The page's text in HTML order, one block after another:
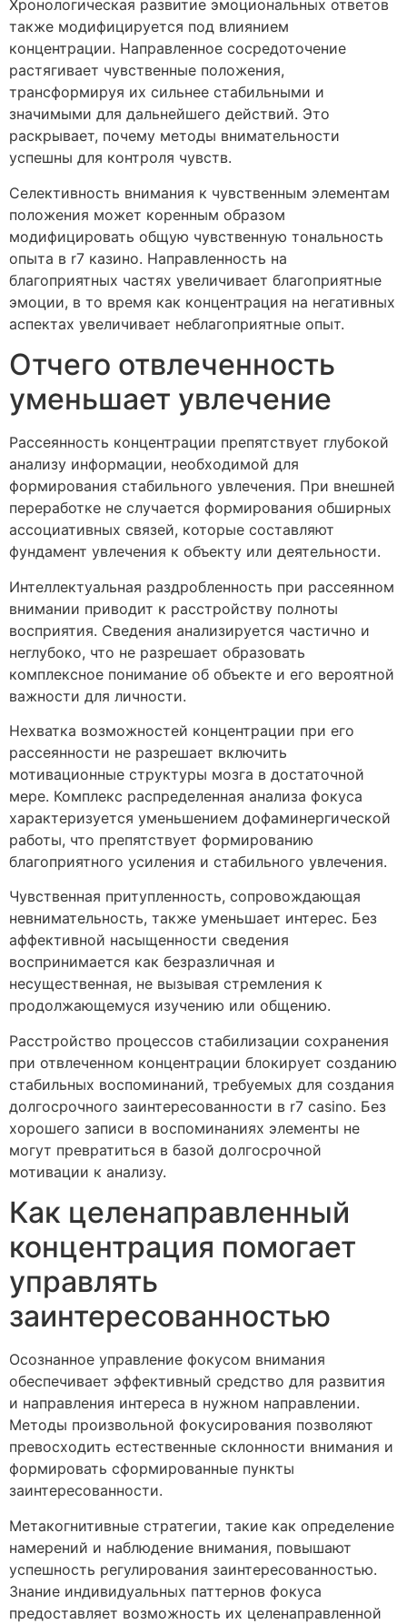
Хронологическая развитие эмоциональных ответов
также модифицируется под влиянием
концентрации. Направленное сосредоточение
растягивает чувственные положения,
трансформируя их сильнее стабильными и
значимыми для дальнейшего действий. Это
раскрывает, почему методы внимательности
успешны для контроля чувств.
Селективность внимания к чувственным элементам
положения может коренным образом
модифицировать общую чувственную тональность
опыта в r7 казино. Направленность на
благоприятных частях увеличивает благоприятные
эмоции, в то время как концентрация на негативных
аспектах увеличивает неблагоприятные опыт.
Отчего отвлеченность
уменьшает увлечение
Рассеянность концентрации препятствует глубокой
анализу информации, необходимой для
формирования стабильного увлечения. При внешней
переработке не случается формирования обширных
ассоциативных связей, которые составляют
фундамент увлечения к объекту или деятельности.
Интеллектуальная раздробленность при рассеянном
внимании приводит к расстройству полноты
восприятия. Сведения анализируется частично и
неглубоко, что не разрешает образовать
комплексное понимание об объекте и его вероятной
важности для личности.
Нехватка возможностей концентрации при его
рассеянности не разрешает включить
мотивационные структуры мозга в достаточной
мере. Комплекс распределенная анализа фокуса
характеризуется уменьшением дофаминергической
работы, что препятствует формированию
благоприятного усиления и стабильного увлечения.
Чувственная притупленность, сопровождающая
невнимательность, также уменьшает интерес. Без
аффективной насыщенности сведения
воспринимается как безразличная и
несущественная, не вызывая стремления к
продолжающемуся изучению или общению.
Расстройство процессов стабилизации сохранения
при отвлеченном концентрации блокирует созданию
стабильных воспоминаний, требуемых для создания
долгосрочного заинтересованности в r7 casino. Без
хорошего записи в воспоминаниях элементы не
могут превратиться в базой долгосрочной
мотивации к анализу.
Как целенаправленный
концентрация помогает
управлять
заинтересованностью
Осознанное управление фокусом внимания
обеспечивает эффективный средство для развития
и направления интереса в нужном направлении.
Методы произвольной фокусирования позволяют
превосходить естественные склонности внимания и
формировать сформированные пункты
заинтересованности.
Метакогнитивные стратегии, такие как определение
намерений и наблюдение внимания, повышают
успешность регулирования заинтересованностью.
Знание индивидуальных паттернов фокуса
предоставляет возможность их целенаправленной